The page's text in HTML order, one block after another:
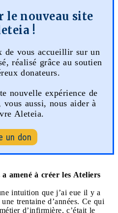
le nouveau site
!
de vous accueillir sur un
réalisé grâce au soutien
donateurs.
nouvelle expérience de
aussi, nous aider à
Aleteia.
un don
amené à créer les Ateliers
intuition que j’ai eue il y a
trentaine d’années. Ce qui
d’infirmière, c’était le